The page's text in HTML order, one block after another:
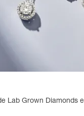
Lab Grown Diamonds